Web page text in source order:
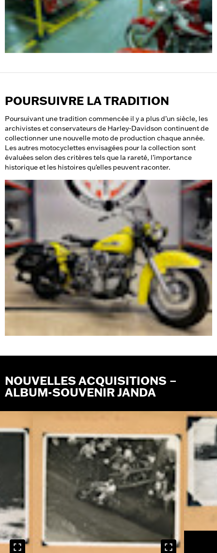
POURSUIVRE LA TRADITION
Poursuivant une tradition commencée il y a plus d’un siècle, les
archivistes et conservateurs de Harley-Davidson continuent de
collectionner une nouvelle moto de production chaque année.
Les autres motocyclettes envisagées pour la collection sont
évaluées selon des critères tels que la rareté, l’importance
historique et les histoires qu’elles peuvent raconter.
NOUVELLES ACQUISITIONS –
ALBUM-SOUVENIR JANDA